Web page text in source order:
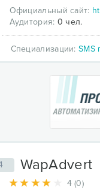
Официальный сайт:
Аудитория: 0 чел.
Специализации:SMS
WapAdvert
4 (0)